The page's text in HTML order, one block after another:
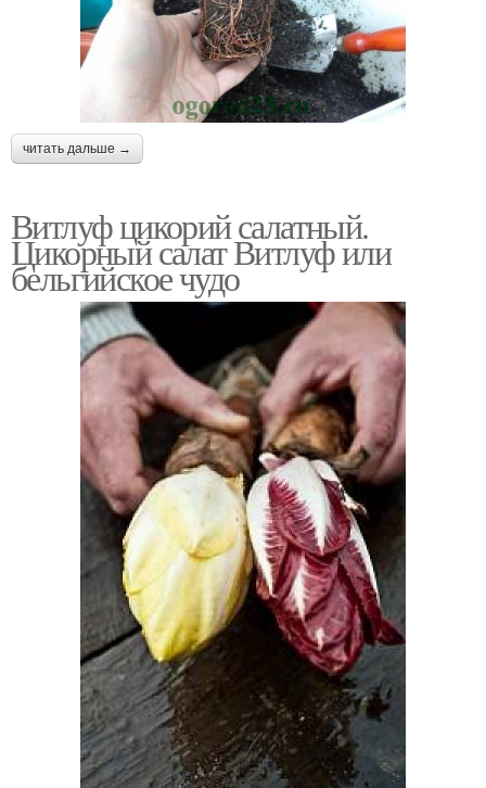
читать дальше →
Витлуф цикорий салатный.
Цикорный салат Витлуф или
бельгийское чудо